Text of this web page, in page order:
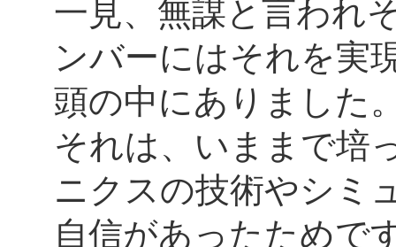
一見、無謀と言われ
ンバーにはそれを実
頭の中にありました
それは、いままで培
ニクスの技術やシミ
自信があったためで